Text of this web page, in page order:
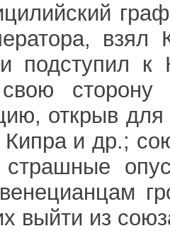
подступил к
открыв
Кипра и др.;
выйти из